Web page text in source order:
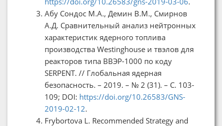
Абу Сондос М.А., Демин В.М., Смирнов
А.Д. Сравнительный анализ нейтронных
характеристик ядерного топлива
производства Westinghouse и твэлов для
реакторов типа ВВЭР-1000 по коду
SERPENT. // Глобальная ядерная
безопасность. – 2019. – № 2 (31). – С. 103-
109; DOI: https://doi.org/10.26583/GNS-
2019-02-12.
Frybortova L. Recommended Strategy and